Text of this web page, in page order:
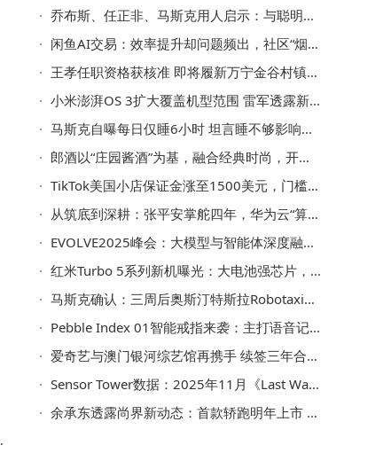
乔布斯、任正非、马斯克用人启示：与聪明人共事，方能高效破局创佳绩
闲鱼AI交易：效率提升却问题频出，社区“烟火气”能否留存？
王孝任职资格获核准 即将履新万宁金谷村镇银行董事及董事长之职
小米澎湃OS 3扩大覆盖机型范围 雷军透露新增微信聊天收发动态照片功能
马斯克自曝每日仅睡6小时 坦言睡不够影响认知 旗下员工高强度工作引热议
郎酒以“庄园酱酒”为基，融合经典时尚，开启白酒全球化新征程
TikTok美国小店保证金涨至1500美元，门槛提升卖家如何应对新挑战？
从筑底到深耕：张平安掌舵四年，华为云“算力黑土地”赋能AI新未来
EVOLVE2025峰会：大模型与智能体深度融合，开启产业智能新篇章
红米Turbo 5系列新机曝光：大电池强芯片，或再掀性价比风暴
马斯克确认：三周后奥斯汀特斯拉Robotaxi将实现车内无人运营
Pebble Index 01智能戒指来袭：主打语音记事，续航“数年”却无法自行充电
爱奇艺与澳门银河综艺馆再携手 续签三年合作 共绘“演艺之都”新蓝图
Sensor Tower数据：2025年11月《Last War:Survival Game》领跑全球手游收入榜
余承东透露尚界新动态：首款轿跑明年上市 第二款高端轿跑春季亮相